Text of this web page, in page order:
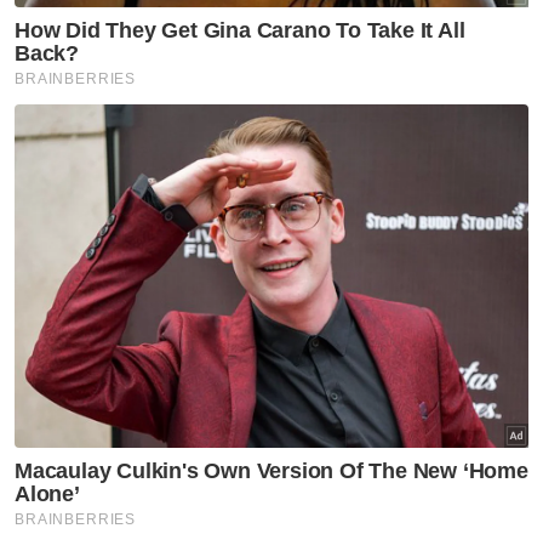
Hospital Pasir Gudang belum